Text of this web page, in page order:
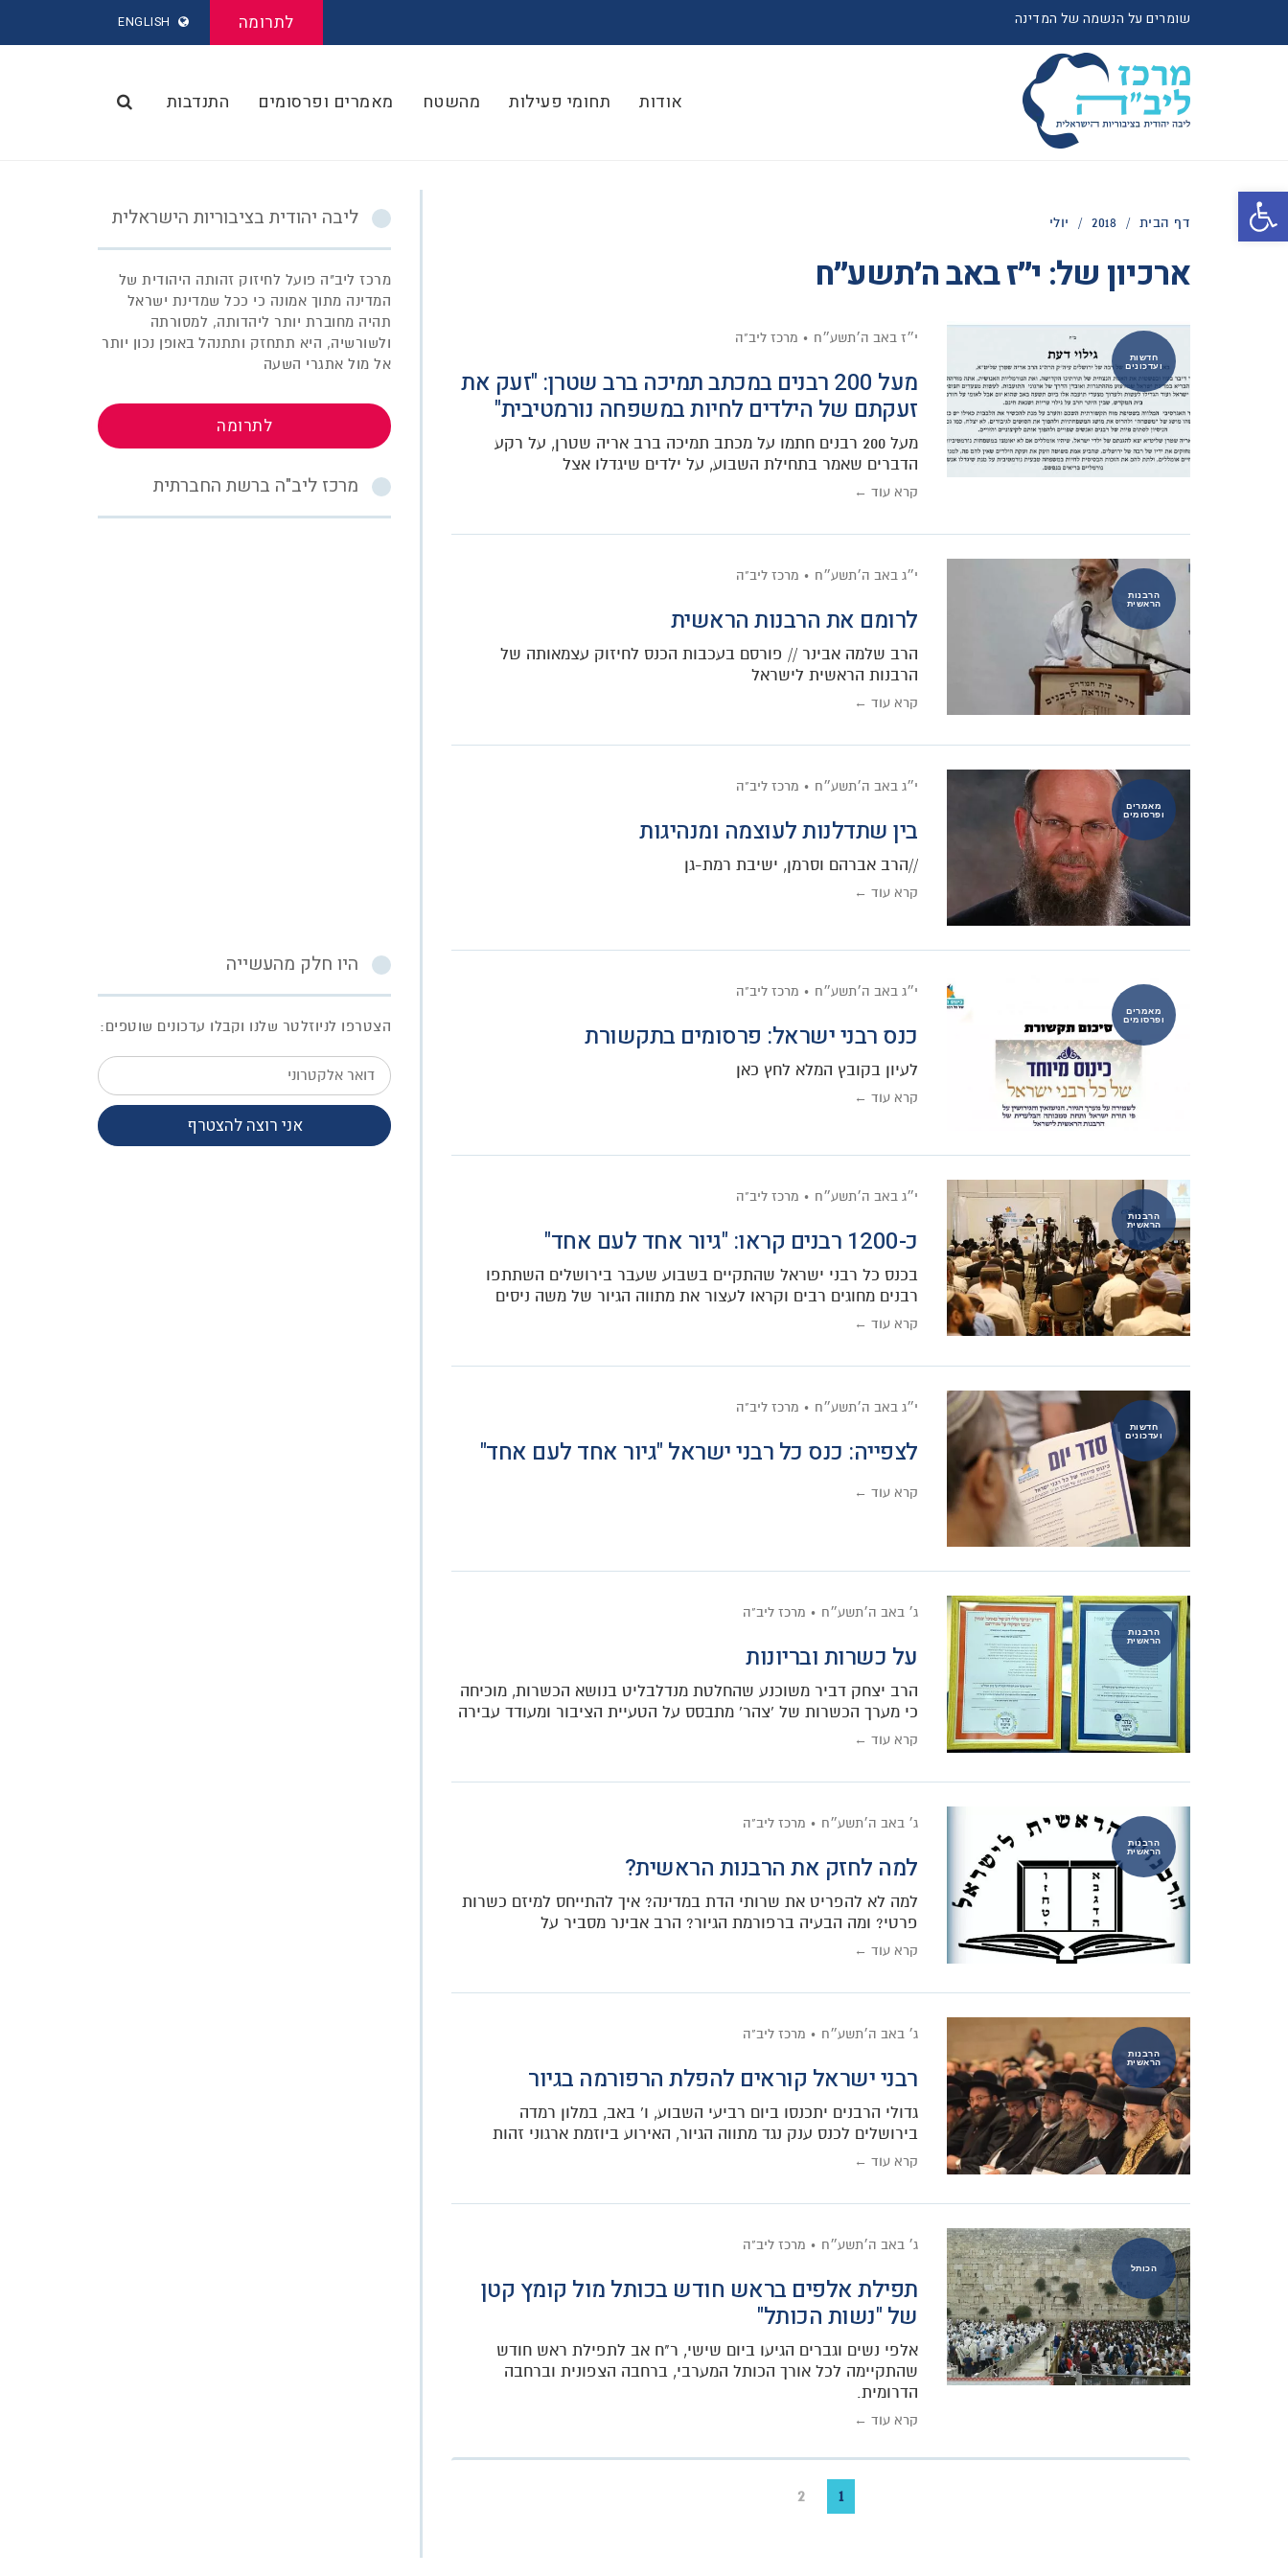
פתח סרגל נגישות
שומרים על הנשמה של המדינה לתרומה ENGLISH
אודות תחומי פעילות מהשטח מאמרים ופרסומים התנדבות
דף הבית /
2018
/ יולי
ארכיון של: י״ז באב ה׳תשע״ח
חדשות
ועדכונים
י״ז באב ה׳תשע״ח מרכז ליב"ה
מעל 200 רבנים במכתב תמיכה ברב שטרן: "זעק את
זעקתם של הילדים לחיות במשפחה נורמטיבית"
מעל 200 רבנים חתמו על מכתב תמיכה ברב אריה שטרן, על רקע
הדברים שאמר בתחילת השבוע, על ילדים שיגדלו אצל
קרא עוד ←
הרבנות
הראשית
י״ג באב ה׳תשע״ח מרכז ליב"ה
לרומם את הרבנות הראשית
הרב שלמה אבינר // פורסם בעכבות הכנס לחיזוק עצמאותה של
הרבנות הראשית לישראל
קרא עוד ←
מאמרים
ופרסומים
י״ג באב ה׳תשע״ח מרכז ליב"ה
בין שתדלנות לעוצמה ומנהיגות
//הרב אברהם וסרמן, ישיבת רמת-גן
קרא עוד ←
מאמרים
ופרסומים
י״ג באב ה׳תשע״ח מרכז ליב"ה
כנס רבני ישראל: פרסומים בתקשורת
לעיון בקובץ המלא לחץ כאן
קרא עוד ←
הרבנות
הראשית
י״ג באב ה׳תשע״ח מרכז ליב"ה
כ-1200 רבנים קראו: "גיור אחד לעם אחד"
בכנס כל רבני ישראל שהתקיים בשבוע שעבר בירושלים השתתפו
רבנים מחוגים רבים וקראו לעצור את מתווה הגיור של משה ניסים
קרא עוד ←
חדשות
ועדכונים
י״ג באב ה׳תשע״ח מרכז ליב"ה
לצפייה: כנס כל רבני ישראל "גיור אחד לעם אחד"
קרא עוד ←
הרבנות
הראשית
ג׳ באב ה׳תשע״ח מרכז ליב"ה
על כשרות ובריונות
הרב יצחק דביר משוכנע שהחלטת מנדלבליט בנושא הכשרות, מוכיחה
כי מערך הכשרות של 'צהר' מתבסס על הטעיית הציבור ומעודד עבירה
קרא עוד ←
הרבנות
הראשית
ג׳ באב ה׳תשע״ח מרכז ליב"ה
למה לחזק את הרבנות הראשית?
למה לא להפריט את שרותי הדת במדינה? איך להתייחס למיזם כשרות
פרטי? ומה הבעיה ברפורמת הגיור? הרב אבינר מסביר על
קרא עוד ←
הרבנות
הראשית
ג׳ באב ה׳תשע״ח מרכז ליב"ה
רבני ישראל קוראים להפלת הרפורמה בגיור
גדולי הרבנים יתכנסו ביום רביעי השבוע, ו' באב, במלון רמדה
בירושלים לכנס ענק נגד מתווה הגיור, האירוע ביוזמת ארגוני זהות
קרא עוד ←
הכותל
ג׳ באב ה׳תשע״ח מרכז ליב"ה
תפילת אלפים בראש חודש בכותל מול קומץ קטן
של "נשות הכותל"
אלפי נשים וגברים הגיעו ביום שישי, ר"ח אב לתפילת ראש חודש
שהתקיימה לכל אורך הכותל המערבי, ברחבה הצפונית וברחבה
הדרומית.
קרא עוד ←
1
2
ליבה יהודית בציבוריות הישראלית
מרכז ליב"ה פועל לחיזוק זהותה היהודית של
המדינה מתוך אמונה כי ככל שמדינת ישראל
תהיה מחוברת יותר ליהדותה, למסורתה
ולשורשיה, היא תתחזק ותתנהל באופן נכון יותר
אל מול אתגרי השעה
לתרומה
מרכז ליב"ה ברשת החברתית
היו חלק מהעשייה
הצטרפו לניוזלטר שלנו וקבלו עדכונים שוטפים:
דואר
אלקטרוני
אני רוצה להצטרף